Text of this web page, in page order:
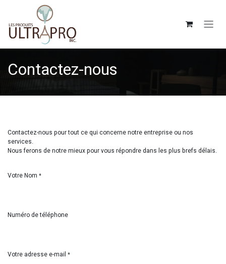
Se rendre au contenu
Contactez-nous
Contactez-nous pour tout ce qui concerne notre entreprise ou nos
services.
Nous ferons de notre mieux pour vous répondre dans les plus brefs délais.
Votre Nom *
Numéro de téléphone
Votre adresse e-mail *